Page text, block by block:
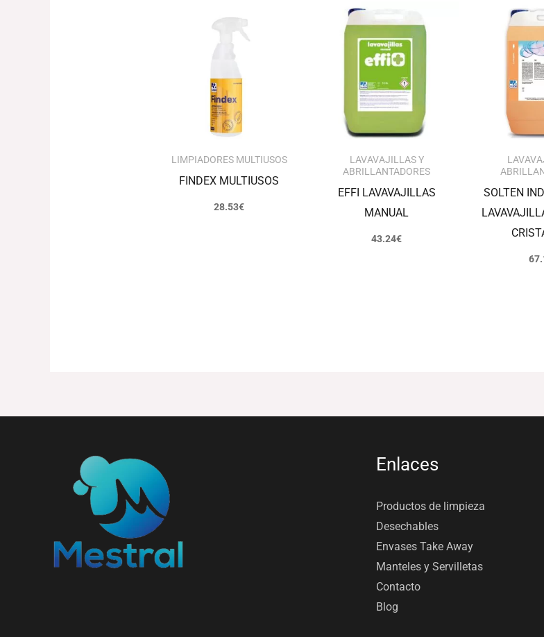
LIMPIADORES MULTIUSOS
FINDEX MULTIUSOS
28.53€
LAVAVAJILLAS Y
ABRILLANTADORES
EFFI LAVAVAJILLAS
MANUAL
43.24€
SOLTEN
Enlaces
Productos de limpieza
Desechables
Envases Take Away
Manteles y Servilletas
Contacto
Blog